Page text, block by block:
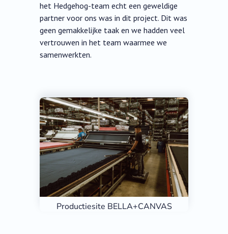
het Hedgehog-team echt een geweldige
partner voor ons was in dit project. Dit was
geen gemakkelijke taak en we hadden veel
vertrouwen in het team waarmee we
samenwerkten.
Productiesite BELLA+CANVAS